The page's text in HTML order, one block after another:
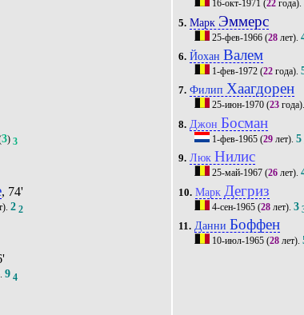
3) 3
, 74'
2 2
9 4
16-окт-1971 (22 года).
5. Марк Эммерс
25-фев-1966 (28 лет).
6. Йохан Валем
1-фев-1972 (22 года).
7. ФилипХаагдорен
25-июн-1970 (23
8. Джон Босман
1-фев-1965 (29 лет).5
9. Люк Нилис
25-май-1967 (26 лет).
10. Марк Дегриз
4-сен-1965 (28 лет).3
11. Данни Боффен
10-июл-1965 (28 лет).